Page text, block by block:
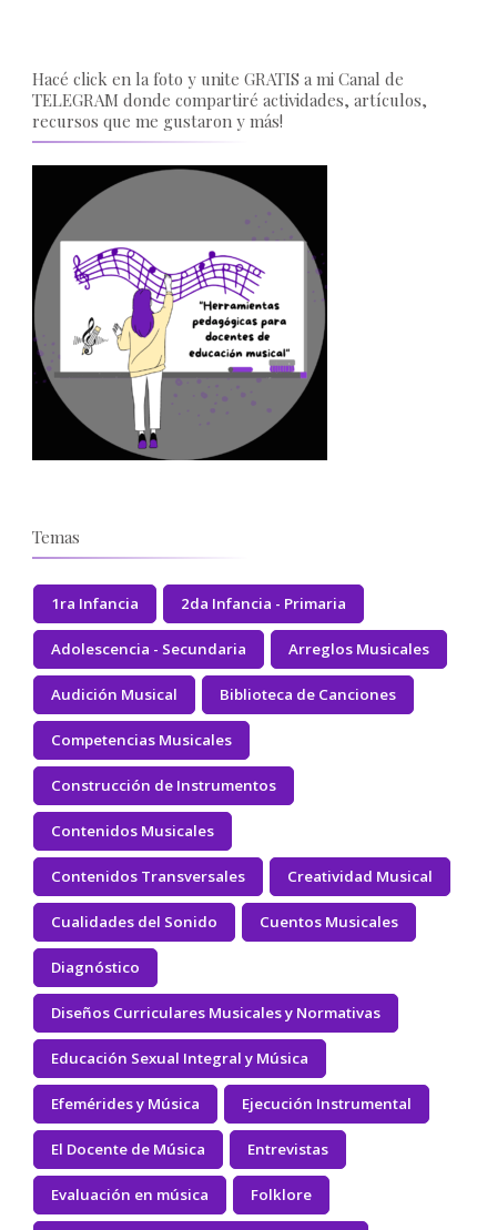
Hacé click en la foto y unite GRATIS a mi Canal de
TELEGRAM donde compartiré actividades, artículos,
recursos que me gustaron y más!
Temas
1ra Infancia 2da Infancia - Primaria
Adolescencia - Secundaria Arreglos Musicales
Audición Musical Biblioteca de Canciones
Competencias Musicales
Construcción de Instrumentos
Contenidos Musicales
Contenidos Transversales Creatividad Musical
Cualidades del Sonido Cuentos Musicales
Diagnóstico
Diseños Curriculares Musicales y Normativas
Educación Sexual Integral y Música
Efemérides y Música Ejecución Instrumental
El Docente de Música Entrevistas
Evaluación en música Folklore